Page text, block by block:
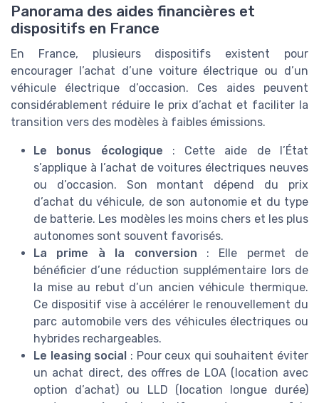
Panorama des aides financières et
dispositifs en France
En France, plusieurs dispositifs existent pour
encourager l’achat d’une voiture électrique ou d’un
véhicule électrique d’occasion. Ces aides peuvent
considérablement réduire le prix d’achat et faciliter la
transition vers des modèles à faibles émissions.
Le bonus écologique : Cette aide de l’État
s’applique à l’achat de voitures électriques neuves
ou d’occasion. Son montant dépend du prix
d’achat du véhicule, de son autonomie et du type
de batterie. Les modèles les moins chers et les plus
autonomes sont souvent favorisés.
La prime à la conversion : Elle permet de
bénéficier d’une réduction supplémentaire lors de
la mise au rebut d’un ancien véhicule thermique.
Ce dispositif vise à accélérer le renouvellement du
parc automobile vers des véhicules électriques ou
hybrides rechargeables.
Le leasing social : Pour ceux qui souhaitent éviter
un achat direct, des offres de LOA (location avec
option d’achat) ou LLD (location longue durée)